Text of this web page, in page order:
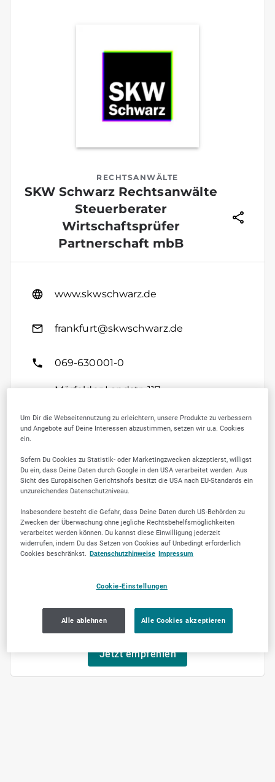
RECHTSANWÄLTE
SKW Schwarz Rechtsanwälte
Steuerberater
Wirtschaftsprüfer
Partnerschaft mbB
www.skwschwarz.de
frankfurt@skwschwarz.de
069-630001-0
Mörfelder Landstr. 117
Kontakt speichern
SELLWERK Trusted
Jetzt empfehlen
Um Dir die Webseitennutzung zu erleichtern, unsere Produkte zu verbessern
und Angebote auf Deine Interessen abzustimmen, setzen wir u.a. Cookies
ein.
Sofern Du Cookies zu Statistik- oder Marketingzwecken akzeptierst, willigst
Du ein, dass Deine Daten durch Google in den USA verarbeitet werden. Aus
Sicht des Europäischen Gerichtshofs besitzt die USA nach EU-Standards ein
unzureichendes Datenschutzniveau.
Insbesondere besteht die Gefahr, dass Deine Daten durch US-Behörden zu
Zwecken der Überwachung ohne jegliche Rechtsbehelfsmöglichkeiten
verarbeitet werden können. Du kannst diese Einwilligung jederzeit
widerrufen, indem Du das Setzen von Cookies auf Unbedingt erforderlich
Cookies beschränkst. Datenschutzhinweise Impressum
Cookie-Einstellungen
Alle ablehnen Alle Cookies akzeptieren